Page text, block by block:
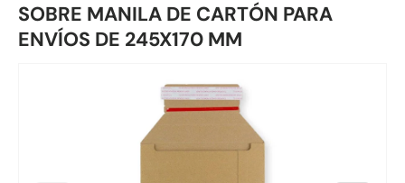
SOBRE MANILA DE CARTÓN PARA
ENVÍOS DE 245X170 MM
Ir directamente a la información del producto